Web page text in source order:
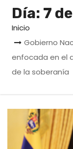
Día: 7
Inicio
Gobierno
enfocada en el
de la soberanía